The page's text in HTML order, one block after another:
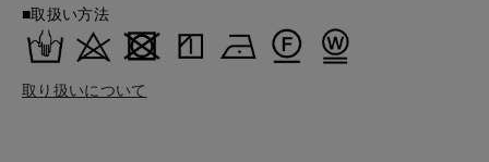
■取扱い方法
取り扱いについて